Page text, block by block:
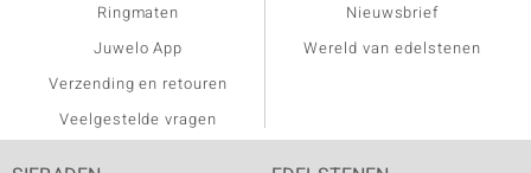
Ringmaten
Juwelo App
Verzending en retouren
Veelgestelde vragen
Nieuwsbrief
Wereld van edelstenen